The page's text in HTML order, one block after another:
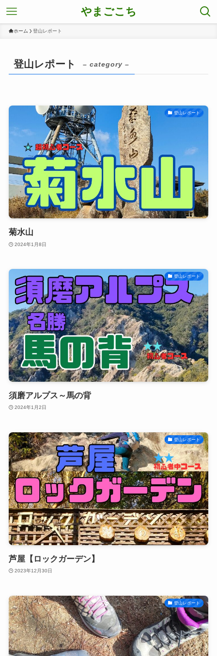
やまごこち
ホーム 登山レポート
登山レポート – category –
登山レポート
菊水山
2024年1月8日
登山レポート
須磨アルプス～馬の背
2024年1月2日
登山レポート
芦屋【ロックガーデン】
2023年12月30日
登山レポート